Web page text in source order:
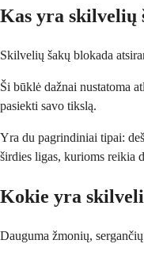
Kas yra skilvelių
Skilvelių šakų blokada
Ši būklė dažnai nustatoma
pasiekti savo tikslą.
Yra du pagrindiniai tipai:
širdies ligas, kurioms reikia
Kokie yra
Dauguma žmonių,